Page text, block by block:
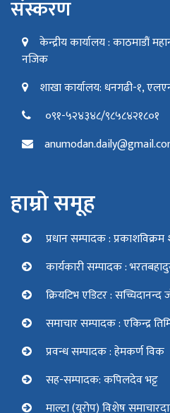
संस्करण
केन्द्रीय कार्यालय : काठमाडौं
नजिक
शाखा कार्यालय: धनगढी-१,
०९१-५२४३४८/९८५८४२१८०१
हाम्रो समूह
प्रधान सम्पादक : प्रकाशविक्रम
कार्यकारी सम्पादक :
क्रियटिभ एडिटर : सच्चिदानन्द
समाचार सम्पादक : एकिन्द्र
प्रवन्ध सम्पादक : हेमकर्ण विक
सह-सम्पादक: कपिलदेव भट्ट
माल्टा (युरोप) विशेष